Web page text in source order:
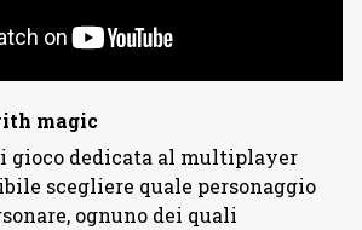
magic
gioco dedicata al multiplayer
scegliere quale personaggio
ognuno dei quali